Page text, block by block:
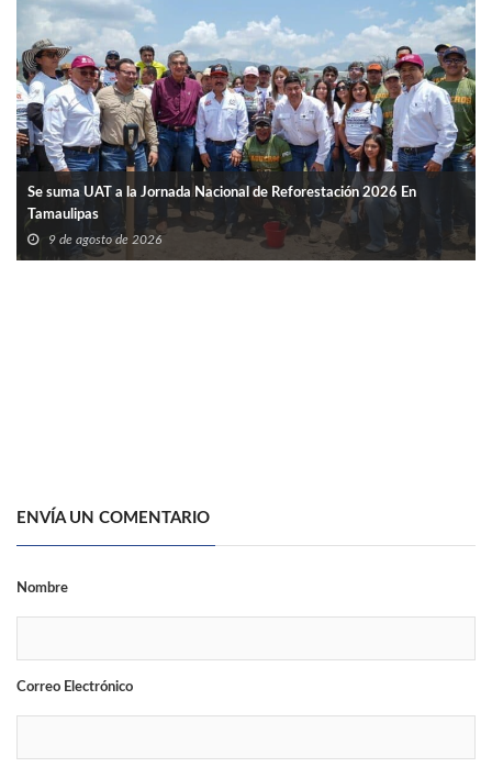
Se suma UAT a la Jornada Nacional de Reforestación 2026 En
Tamaulipas
9 de agosto de 2026
ENVÍA UN COMENTARIO
Nombre
Correo Electrónico